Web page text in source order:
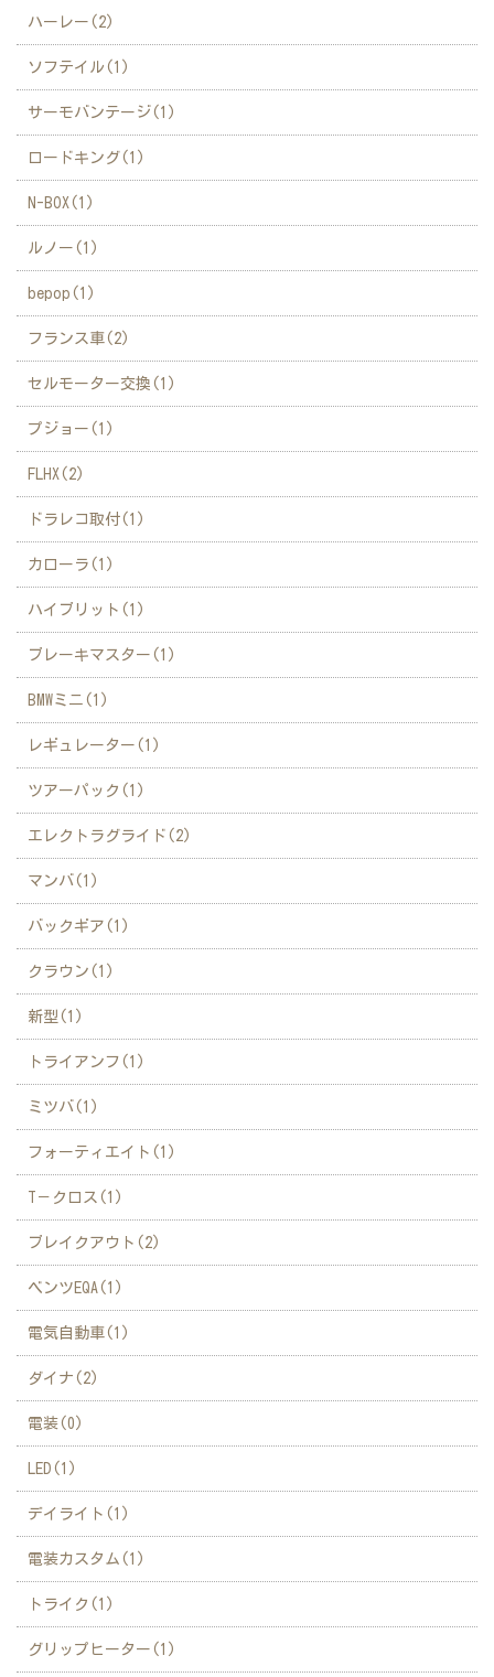
ハーレー(2)
ソフテイル(1)
サーモバンテージ(1)
ロードキング(1)
N-BOX(1)
ルノー(1)
bepop(1)
フランス車(2)
セルモーター交換(1)
プジョー(1)
FLHX(2)
ドラレコ取付(1)
カローラ(1)
ハイブリット(1)
ブレーキマスター(1)
BMWミニ(1)
レギュレーター(1)
ツアーパック(1)
エレクトラグライド(2)
マンバ(1)
バックギア(1)
クラウン(1)
新型(1)
トライアンフ(1)
ミツバ(1)
フォーティエイト(1)
T－クロス(1)
ブレイクアウト(2)
ベンツEQA(1)
電気自動車(1)
ダイナ(2)
電装(0)
LED(1)
デイライト(1)
電装カスタム(1)
トライク(1)
グリップヒーター(1)